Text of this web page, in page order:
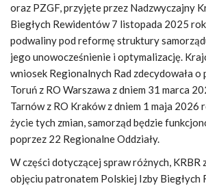
oraz PZGF, przyjęte przez Nadzwyczajny
Biegłych Rewidentów 7 listopada 2025
podwaliny pod reformę struktury
jego unowocześnienie i optymalizację.
wniosek Regionalnych Rad zdecydowała o
Toruń z RO Warszawa z dniem 31 marca
Tarnów z RO Kraków z dniem 1 maja 2026
życie tych zmian, samorząd będzie
poprzez 22 Regionalne Oddziały.
W części dotyczącej spraw różnych, KRBR
objęciu patronatem Polskiej Izby Biegłych